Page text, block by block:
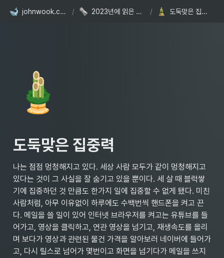
johnwook.com / 2023년에 읽은 책들 / 도둑맞은 집중력
🎍
도둑맞은 집중력
나는 점점 멍청해지고 있다. 세상 사람 모두가 같이 멍청해지고
있다는 것이 그 사실을 잘 숨기고 있을 뿐이다. 세 살 때 블럭쌓
기에 집중하던 것 만큼도 한가지 일에 집중할 수 없게 됐다. 미친
사람처럼, 아무 이유없이 하루에도 수백번씩 핸드폰을 켜고 끈
다. 메일을 쓸 일이 있어 인터넷 브라우저를 켜고는 유튜브를 들
어가고, 영상을 클릭하고, 연관 영상을 넘기고, 재생속도를 올리
며 보다가 영상과 관련된 물건 가격을 알아보러 네이버에 들어가
고, 다시 릴스로 넘어가 몇번이고 화면을 넘기다가 메일을 쓰지